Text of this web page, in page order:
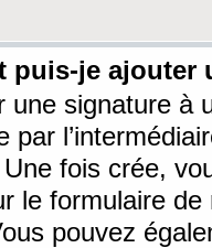
puis-je ajouter
une signature à
par
Une fois crée,
le formulaire de
pouvez